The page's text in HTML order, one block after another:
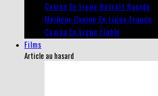
Casino En Ligne Retrait Rapide
Meilleur Casino En Ligne France
Casino En Ligne Fiable
Films
Article au hasard